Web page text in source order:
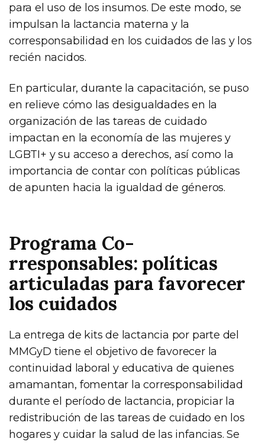
para el uso de los insumos. De este modo, se
impulsan la lactancia materna y la
corresponsabilidad en los cuidados de las y los
recién nacidos.
En particular, durante la capacitación, se puso
en relieve cómo las desigualdades en la
organización de las tareas de cuidado
impactan en la economía de las mujeres y
LGBTI+ y su acceso a derechos, así como la
importancia de contar con políticas públicas
de apunten hacia la igualdad de géneros.
Programa Co-
rresponsables: políticas
articuladas para favorecer
los cuidados
La entrega de kits de lactancia por parte del
MMGyD tiene el objetivo de favorecer la
continuidad laboral y educativa de quienes
amamantan, fomentar la corresponsabilidad
durante el período de lactancia, propiciar la
redistribución de las tareas de cuidado en los
hogares y cuidar la salud de las infancias. Se